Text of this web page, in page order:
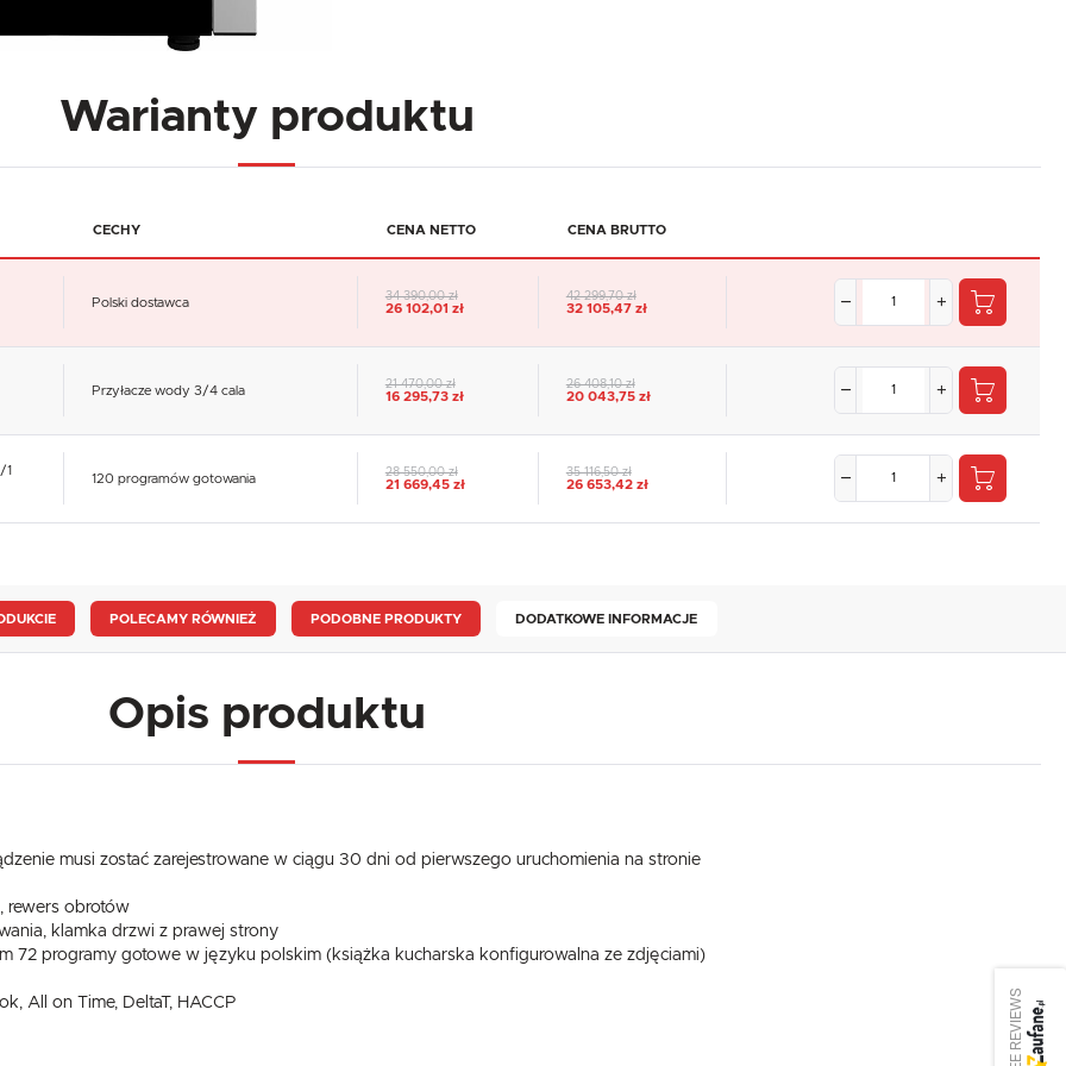
Warianty produktu
CECHY CENA NETTO CENA BRUTTO
Polski dostawca 34 390,00 zł
26 102,01 zł
42 299,70 zł
32 105,47 zł
Przyłacze wody 3/4 cala 21 470,00 zł
16 295,73 zł
26 408,10 zł
20 043,75 zł
1
120 programów gotowania 28 550,00 zł
21 669,45 zł
35 116,50 zł
26 653,42 zł
POLECAMY RÓWNIEŻ PODOBNE PRODUKTY DODATKOWE INFORMACJE
Opis produktu
musi zostać zarejestrowane w ciągu 30 dni od pierwszego uruchomienia na stronie
rewers obrotów
klamka drzwi z prawej strony
72 programy gotowe w języku polskim (książka kucharska konfigurowalna ze zdjęciami)
All on Time, DeltaT, HACCP SEE REVIEWS